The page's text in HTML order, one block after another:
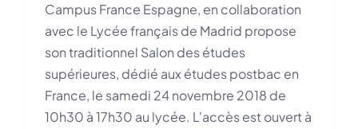
Campus France Espagne, en collaboration
avec le Lycée français de Madrid propose
son traditionnel Salon des études
supérieures, dédié aux études postbac en
France, le samedi 24 novembre 2018 de
10h30 à 17h30 au lycée. L'accès est ouvert à